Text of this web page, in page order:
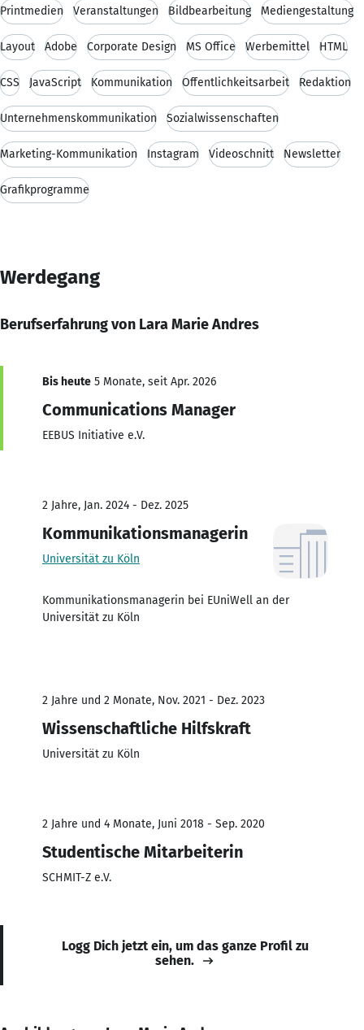
Printmedien Veranstaltungen Bildbearbeitung Mediengestaltung
Layout Adobe Corporate Design MS Office Werbemittel HTML
CSS JavaScript Kommunikation Öffentlichkeitsarbeit Redaktion
Unternehmenskommunikation Sozialwissenschaften
Marketing-Kommunikation Instagram Videoschnitt Newsletter
Grafikprogramme
Werdegang
Berufserfahrung von Lara Marie Andres
Bis heute 5 Monate, seit Apr. 2026
Communications Manager
EEBUS Initiative e.V.
2 Jahre, Jan. 2024 - Dez. 2025
Kommunikationsmanagerin
Universität zu Köln
Kommunikationsmanagerin bei EUniWell an der
Universität zu Köln
2 Jahre und 2 Monate, Nov. 2021 - Dez. 2023
Wissenschaftliche Hilfskraft
Universität zu Köln
2 Jahre und 4 Monate, Juni 2018 - Sep. 2020
Studentische Mitarbeiterin
SCHMIT-Z e.V.
Logg Dich jetzt ein, um das ganze Profil zu
sehen.